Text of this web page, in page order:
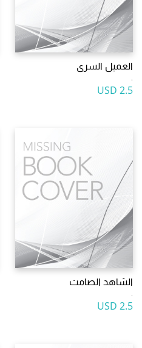
العميل السرى
.
2.5 USD
الشاهد الصامت
.
2.5 USD